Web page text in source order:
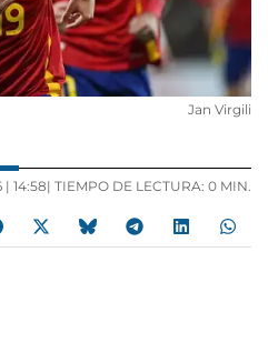
Jan Virgili
| 14:58| TIEMPO DE LECTURA: 0 MIN.